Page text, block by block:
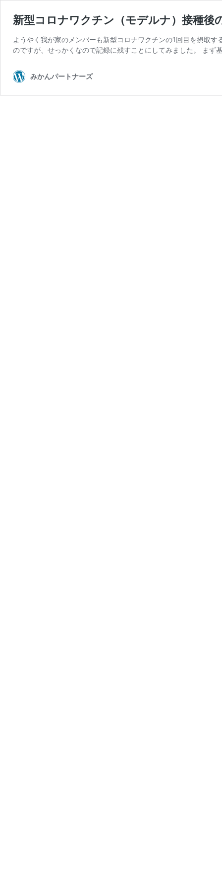
新型コロナワクチン（モデルナ）接種後
ようやく我が家のメンバーも新型コロナワクチンの1回目を摂取
のですが、せっかくなので記録に残すことにしてみました。 ま
みかんパートナーズ